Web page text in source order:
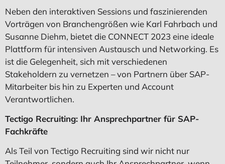
Neben den interaktiven Sessions und faszinierenden
Vorträgen von Branchengrößen wie Karl Fahrbach und
Susanne Diehm, bietet die CONNECT 2023 eine ideale
Plattform für intensiven Austausch und Networking. Es
ist die Gelegenheit, sich mit verschiedenen
Stakeholdern zu vernetzen – von Partnern über SAP-
Mitarbeiter bis hin zu Experten und Account
Verantwortlichen.
Tectigo Recruiting: Ihr Ansprechpartner für SAP-
Fachkräfte
Als Teil von Tectigo Recruiting sind wir nicht nur